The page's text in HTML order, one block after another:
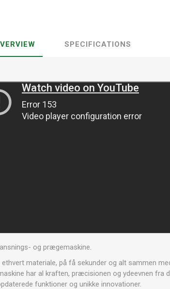
SPECIFICATIONS
og prægemaskine.
materiale, på få sekunder og alt sammen
har al kraften, præcisionen og ydeevnen fra
funktioner og unikke innovationer.